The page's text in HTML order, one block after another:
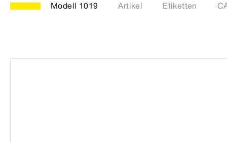
Modell 1019 Artikel Etiketten